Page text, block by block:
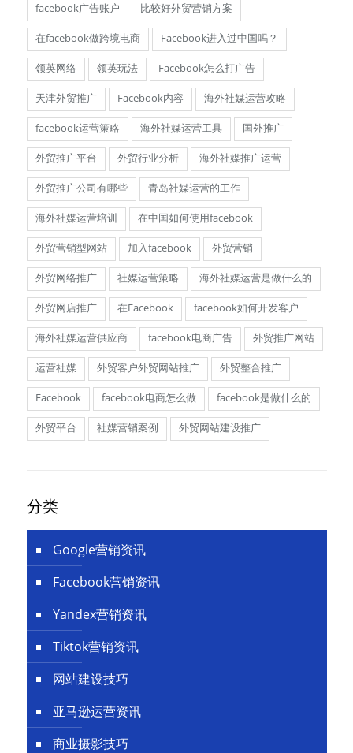
facebook广告账户 比较好外贸营销方案
在facebook做跨境电商 Facebook进入过中国吗？
领英网络 领英玩法 Facebook怎么打广告
天津外贸推广 Facebook内容 海外社媒运营攻略
facebook运营策略 海外社媒运营工具 国外推广
外贸推广平台 外贸行业分析 海外社媒推广运营
外贸推广公司有哪些 青岛社媒运营的工作
海外社媒运营培训 在中国如何使用facebook
外贸营销型网站 加入facebook 外贸营销
外贸网络推广 社媒运营策略 海外社媒运营是做什么的
外贸网店推广 在Facebook facebook如何开发客户
海外社媒运营供应商 facebook电商广告 外贸推广网站
运营社媒 外贸客户外贸网站推广 外贸整合推广
Facebook facebook电商怎么做 facebook是做什么的
外贸平台 社媒营销案例 外贸网站建设推广
分类
Google营销资讯
Facebook营销资讯
Yandex营销资讯
Tiktok营销资讯
网站建设技巧
亚马逊运营资讯
商业摄影技巧